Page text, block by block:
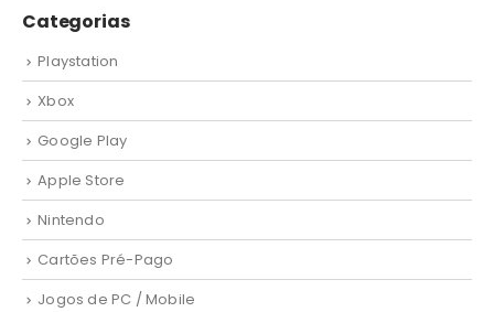
Categorias
Playstation
Xbox
Google Play
Apple Store
Nintendo
Cartões Pré-Pago
Jogos de PC / Mobile